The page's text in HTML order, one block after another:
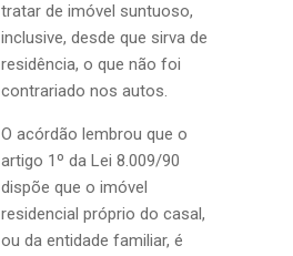
tratar de imóvel suntuoso,
inclusive, desde que sirva de
residência, o que não foi
contrariado nos autos.
O acórdão lembrou que o
artigo 1º da Lei 8.009/90
dispõe que o imóvel
residencial próprio do casal,
ou da entidade familiar, é